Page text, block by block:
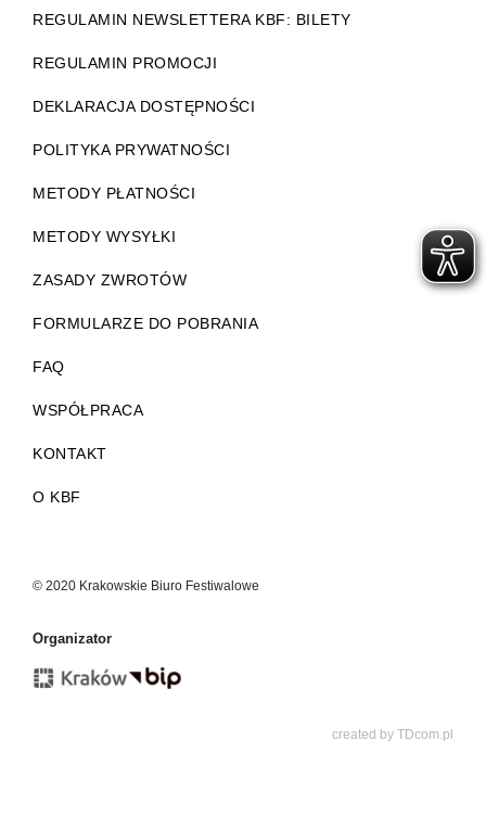
REGULAMIN NEWSLETTERA KBF: BILETY
REGULAMIN PROMOCJI
DEKLARACJA DOSTĘPNOŚCI
POLITYKA PRYWATNOŚCI
METODY PŁATNOŚCI
METODY WYSYŁKI
ZASADY ZWROTÓW
FORMULARZE DO POBRANIA
FAQ
WSPÓŁPRACA
KONTAKT
O KBF
© 2020 Krakowskie Biuro Festiwalowe
Organizator
created by TDcom.pl